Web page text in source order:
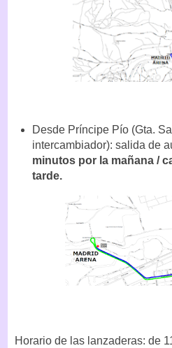
Desde Príncipe Pío (Gta.
intercambiador): salida de
minutos por la mañana /
tarde.
Horario de las lanzaderas: de